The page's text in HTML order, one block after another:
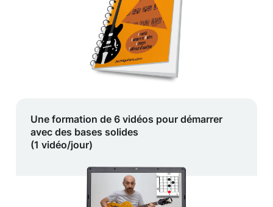
Une formation de 6 vidéos pour démarrer
avec des bases solides
(1 vidéo/jour)